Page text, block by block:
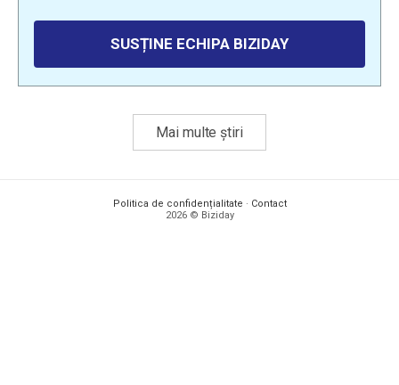
SUSȚINE ECHIPA BIZIDAY
Mai multe știri
Politica de confidențialitate · Contact
2026 © Biziday